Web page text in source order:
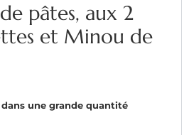
pâtes, aux 2
et Minou de
une grande quantité